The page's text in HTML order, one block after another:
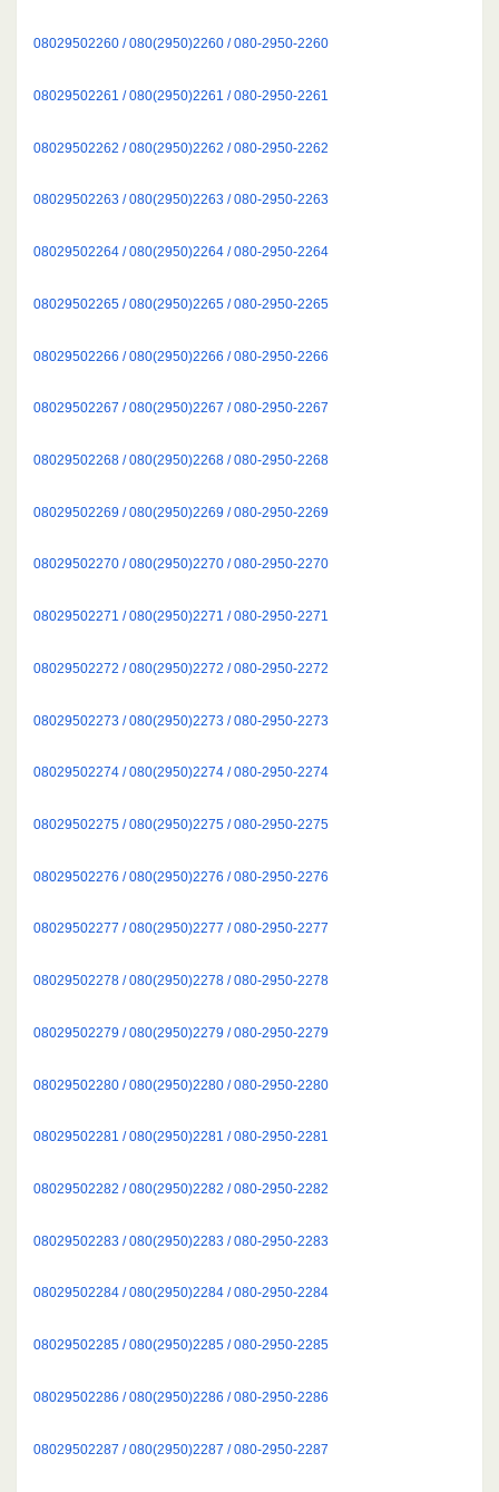
08029502260 / 080(2950)2260 / 080-2950-2260
08029502261 / 080(2950)2261 / 080-2950-2261
08029502262 / 080(2950)2262 / 080-2950-2262
08029502263 / 080(2950)2263 / 080-2950-2263
08029502264 / 080(2950)2264 / 080-2950-2264
08029502265 / 080(2950)2265 / 080-2950-2265
08029502266 / 080(2950)2266 / 080-2950-2266
08029502267 / 080(2950)2267 / 080-2950-2267
08029502268 / 080(2950)2268 / 080-2950-2268
08029502269 / 080(2950)2269 / 080-2950-2269
08029502270 / 080(2950)2270 / 080-2950-2270
08029502271 / 080(2950)2271 / 080-2950-2271
08029502272 / 080(2950)2272 / 080-2950-2272
08029502273 / 080(2950)2273 / 080-2950-2273
08029502274 / 080(2950)2274 / 080-2950-2274
08029502275 / 080(2950)2275 / 080-2950-2275
08029502276 / 080(2950)2276 / 080-2950-2276
08029502277 / 080(2950)2277 / 080-2950-2277
08029502278 / 080(2950)2278 / 080-2950-2278
08029502279 / 080(2950)2279 / 080-2950-2279
08029502280 / 080(2950)2280 / 080-2950-2280
08029502281 / 080(2950)2281 / 080-2950-2281
08029502282 / 080(2950)2282 / 080-2950-2282
08029502283 / 080(2950)2283 / 080-2950-2283
08029502284 / 080(2950)2284 / 080-2950-2284
08029502285 / 080(2950)2285 / 080-2950-2285
08029502286 / 080(2950)2286 / 080-2950-2286
08029502287 / 080(2950)2287 / 080-2950-2287